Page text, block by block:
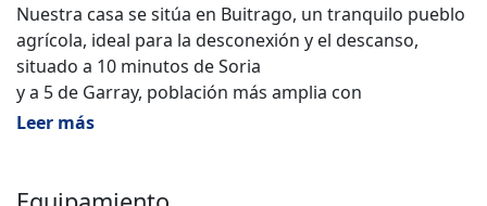
Nuestra casa se sitúa en Buitrago, un tranquilo pueblo
agrícola, ideal para la desconexión y el descanso,
situado a 10 minutos de Soria
y a 5 de Garray, población más amplia con
restaurantes, tienda, farmacia, piscina, etc ... La casa es
baja, a la que se accede por un amplio hall, se
Leer más